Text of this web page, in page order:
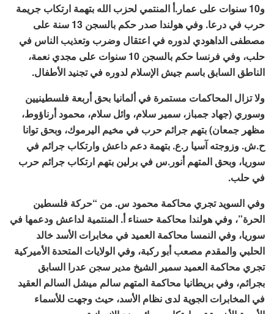
و10 سنوات على عمار.أ المنتمي لحزب الله بتهمة ارتكاب جريمة
حرب في درعا. وفي هولندا صدر حكم بالسجن 13 سنة على
مصطفى الداهودي لدوره في اعتقال وضرب وتعذيب الناس في
حلب، وفي فرنسا حكم بالسجن 10 سنوات على مجدي نعمة،
الناطق السابق باسم جيش الإسلام لدوره في تجنيد الأطفال.
ولا تزال المحاكمات مستمرة في ألمانيا بحق أربعة فلسطينيين
وسوري (جهاد جمباز، سمير سلام، وائل سلام، محمود أرناؤوط،
مظهر جمعان) بتهم جرائم حرب في مخيم اليرموك، وبحق توانا
ح.ش. وزوجته آسيا ر.ع. بتهمة دعم داعش وارتكاب جرائم في
سوريا، وبحق المتهم أنور.س في برلين بتهم ارتكاب جرائم حرب
في حلب.
وفي السويد تجري محاكمة محمود س. من “حركة فلسطين
الحرة”، وفي هولندا محاكمة حسناء أ. المنتمية لداعش ودعمها في
سوريا، وفي النمسا محاكمة العميد في مخابرات الأسد خالد
الحلبي والمقدم مصعب أبو ركبة، وفي الولايات المتحدة الأميركية
تجري محاكمة العميد سمير الشيخ مدير سجن عدرا السابق
بجرائم، وفي بريطانيا محاكمة المتهم سالم ميشل السالم العقيد
في المخابرات الجوية لدى نظام الأسد، حيث وجهت للأسماء